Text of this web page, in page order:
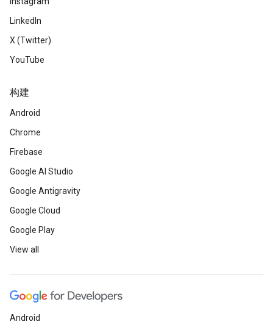
LinkedIn
X (Twitter)
YouTube
构建
Android
Chrome
Firebase
Google AI Studio
Google Antigravity
Google Cloud
Google Play
View all
Android